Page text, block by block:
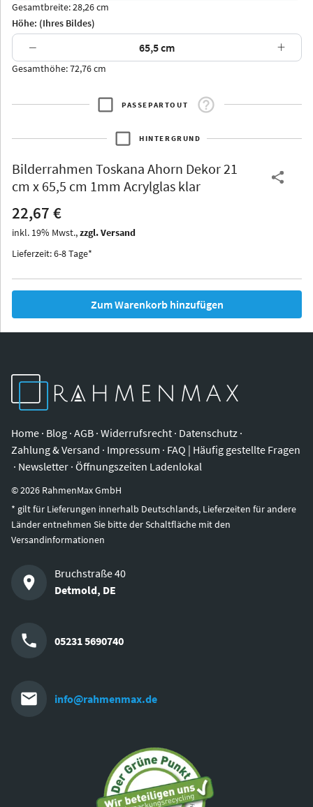
Arran Luzern
Thurgau
Iowa
Gesamtbreite: 28,26 cm
Höhe: (Ihres Bildes)
− +
Gesamthöhe: 72,76 cm
PASSEPARTOUT
HINTERGRUND
Bilderrahmen Toskana Ahorn Dekor 21
cm x 65,5 cm 1mm Acrylglas klar
22,67 €
inkl. 19% Mwst.,zzgl. Versand
Lieferzeit: 6-8 Tage*
Zum Warenkorb hinzufügen
Home · Blog · AGB · Widerrufsrecht · Datenschutz ·
Zahlung & Versand · Impressum · FAQ | Häufig gestellte Fragen
· Newsletter · Öffnungszeiten Ladenlokal
©2026 RahmenMax GmbH
* gilt für Lieferungen innerhalb Deutschlands, Lieferzeiten für andere
Länder entnehmen Sie bitte der Schaltfläche mit den
Versandinformationen
Bruchstraße 40
Detmold, DE
05231 5690740
info@rahmenmax.de